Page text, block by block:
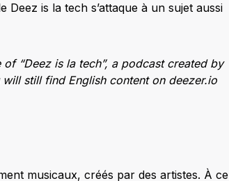
Deez is la tech s’attaque à un sujet aussi
“Deez is la tech”, a podcast created by
still find English content on deezer.io
musicaux, créés par des artistes. À ce